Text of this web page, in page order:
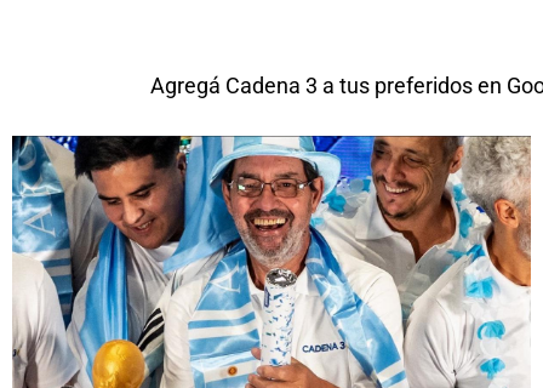
Agregá Cadena 3 a tus preferidos en